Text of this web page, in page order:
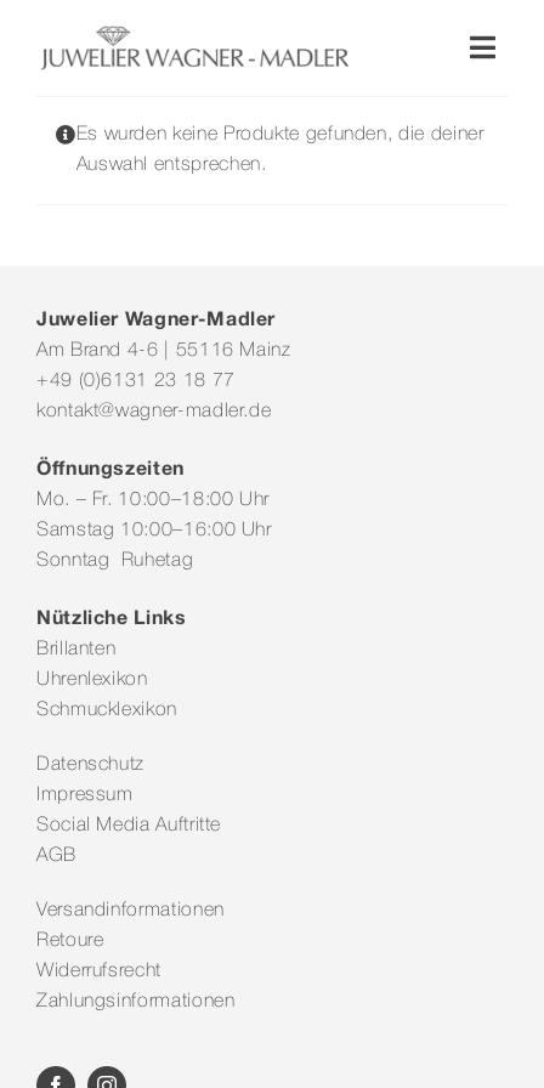
springen
Wellendorff
Service & Leistungen
Es wurden keine Produkte gefunden, die deiner
Auswahl entsprechen.
Juwelier Wagner-Madler
Am Brand 4-6 | 55116 Mainz
+49 (0)6131 23 18 77
kontakt@wagner-madler.de
Öffnungszeiten
Mo. – Fr. 10:00–18:00 Uhr
Samstag 10:00–16:00 Uhr
Sonntag Ruhetag
Nützliche Links
Brillanten
Uhrenlexikon
Schmucklexikon
Datenschutz
Impressum
Social Media Auftritte
AGB
Versandinformationen
Retoure
Widerrufsrecht
Zahlungsinformationen